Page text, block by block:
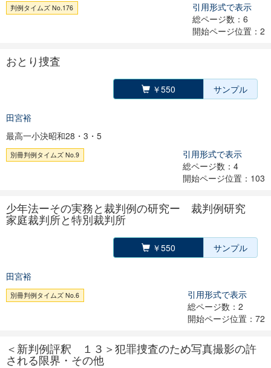
判例タイムズ No.176
引用形式で表示
総ページ数：6
開始ページ位置：2
おとり捜査
￥550 サンプル
田宮裕
最高一小決昭和28・3・5
別冊判例タイムズ No.9
引用形式で表示
総ページ数：4
開始ページ位置：103
少年法ーその実務と裁判例の研究ー 裁判例研究
家庭裁判所と特別裁判所
￥550 サンプル
田宮裕
別冊判例タイムズ No.6
引用形式で表示
総ページ数：2
開始ページ位置：72
＜新判例評釈 １３＞犯罪捜査のため写真撮影の許
される限界・その他